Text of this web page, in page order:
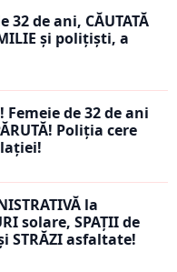
32 de ani, CĂUTATĂ
și polițiști, a
Femeie de 32 de ani
Poliția cere
la
solare, SPAȚII de
STRĂZI asfaltate!